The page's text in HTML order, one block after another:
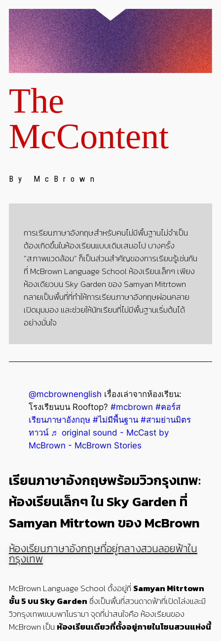
The
McContent
By McBrown
การเรียนภาษาอังกฤษสำหรับคนไม่มีพื้นฐานไม่จำเป็น
ต้องเกิดขึ้นในห้องเรียนแบบเดิมเสมอไป บางครั้ง
“สภาพแวดล้อม” ก็เป็นส่วนสำคัญของการเรียนรู้เช่นกัน
ที่ McBrown Language School ห้องเรียนเล็กๆ เพียง
ห้องเดียวบน Sky Garden ของ Samyan Mitrtown
กลายเป็นพื้นที่ที่ทำให้การเรียนภาษาอังกฤษผ่อนคลาย
เปิดมุมมอง และช่วยให้นักเรียนที่ไม่มีพื้นฐานเริ่มต้นได้
อย่างมั่นใจ
@mcbrownenglish เรื่องเล่าจากห้องเรียน:
โรงเรียนบน Rooftop? #mcbrown #คอร์ส
เรียนภาษาอังกฤษ #ไม่มีพื้นฐาน #สามย่านมิตร
ทาวน์ ♬ original sound - McCast by
McBrown - McBrown Stories
เรียนภาษาอังกฤษพร้อมวิวกรุงเทพ:
ห้องเรียนเล็กๆ ใน Sky Garden ที่
Samyan Mitrtown ของ McBrown
ห้องเรียนภาษาอังกฤษที่อยู่กลางสวนลอยฟ้าใน
กรุงเทพ
McBrown Language School ตั้งอยู่ที่ Samyan Mitrtown
ชั้น 5 บน Sky Garden ซึ่งเป็นพื้นที่สวนดาดฟ้าที่เปิดโล่งและมี
วิวกรุงเทพแบบพาโนรามา จุดที่น่าสนใจคือ ห้องเรียนของ
McBrown เป็น ห้องเรียนเดียวที่ตั้งอยู่ภายในโซนสวนแห่งนี้